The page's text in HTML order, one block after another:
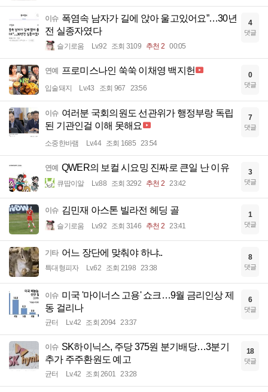
이슈 폭염속 남자가 길에 앉아 울고있어요”…30년
전 실종자였다
슬기로움 Lv.92 조회 3109 추천 2 00:05
4
댓글
연예 프로미스나인 쑥쑥 이채영 백지헌
입술돼지 Lv.43 조회 967 23:56
0
댓글
이슈 여러분 국회의원도 선관위가 행정부랑 독립
된 기관인걸 이해 못해요
소중한바램 Lv.44 조회 1685 23:54
7
댓글
연예 QWER의 보컬 시요밍 진짜로 큰일 난 이유
큐땁이알 Lv.88 조회 3292 추천 2 23:42
3
댓글
이슈 김민재 아스톤 빌라전 헤딩 골
슬기로움 Lv.92 조회 3146 추천 2 23:41
1
댓글
기타 어느 장단에 맞춰야 하냐..
특대형피자 Lv.62 조회 2198 23:38
8
댓글
이슈 미국 '마이너스 고용' 쇼크…9월 금리인상 제
동 걸리나
균터 Lv.42 조회 2094 23:37
6
댓글
이슈 SK하이닉스, 주당 375원 분기배당…3분기
추가 주주환원도 예고
균터 Lv.42 조회 2601 23:28
18
댓글